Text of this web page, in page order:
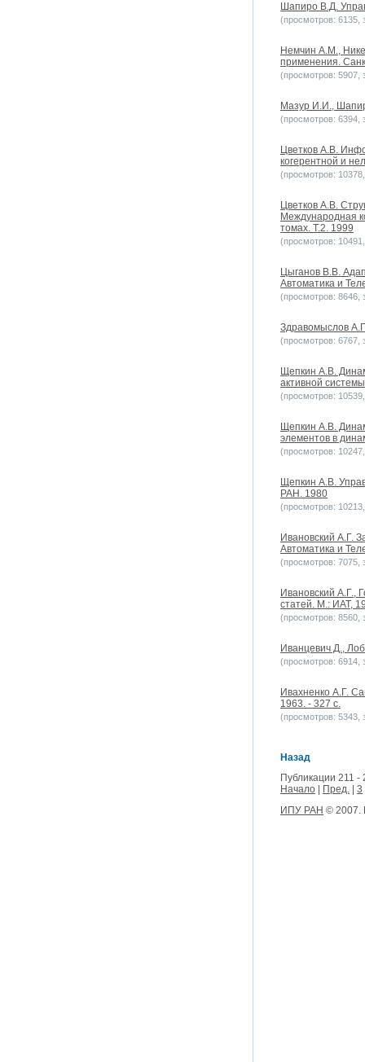
Шапиро В.Д.
(просмотров: 6135,
Немчин А.М.,
применения.
(просмотров: 5907,
Мазур И.И.,
(просмотров: 6394,
Цветков А.В.
когерентной и
(просмотров:
Цветков А.В.
Международная
томах. Т.2. 1999
(просмотров:
Цыганов В.В.
Автоматика и
(просмотров: 8646,
Здравомыслов
(просмотров: 6767,
Щепкин А.В.
активной
(просмотров:
Щепкин А.В.
элементов в
(просмотров:
Щепкин А.В.
РАН. 1980
(просмотров:
Ивановский А.Г.
Автоматика и
(просмотров: 7075,
Ивановский А.Г.,
статей. М.: ИАТ,
(просмотров: 8560,
Иванцевич Д.,
(просмотров: 6914,
Ивахненко А.Г.
1963. - 327 с.
(просмотров: 5343,
Назад
Публикации 211 -
Начало
Пред.
3
ИПУ РАН © 2007.